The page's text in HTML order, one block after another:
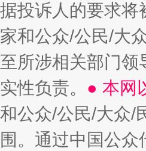
投诉人的要求将
和公众/公民/大
所涉相关部门
性负责。 ● 本网
和公众/公民/大众
。通过中国公